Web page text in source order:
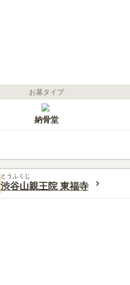
お墓タイプ
納骨堂
とうふくじ
渋谷山親王院 東福寺